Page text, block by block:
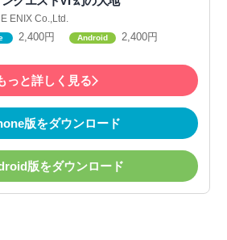
ENIX Co.,Ltd.
2,400円 Android 2,400円
っと詳しく見る
版をダウンロード
版をダウンロード